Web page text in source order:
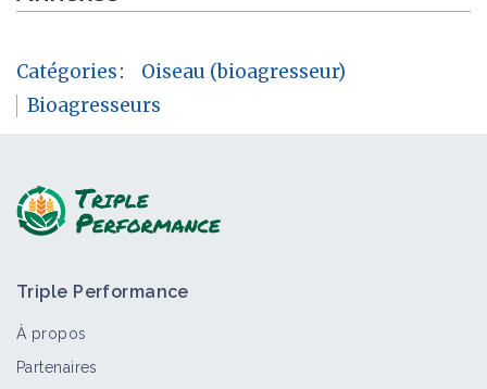
Catégories:
Oiseau (bioagresseur)
Bioagresseurs
Triple Performance
À propos
Partenaires